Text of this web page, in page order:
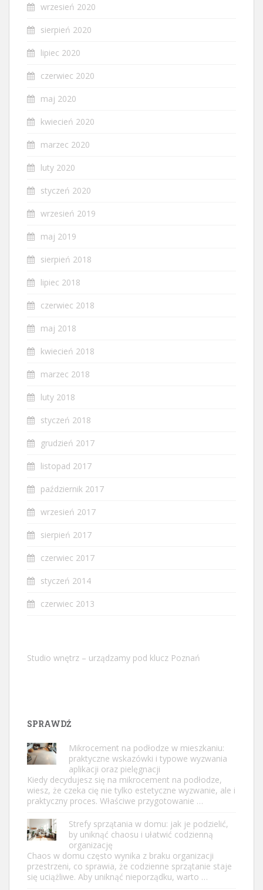
wrzesień 2020
sierpień 2020
lipiec 2020
czerwiec 2020
maj 2020
kwiecień 2020
marzec 2020
luty 2020
styczeń 2020
wrzesień 2019
maj 2019
sierpień 2018
lipiec 2018
czerwiec 2018
maj 2018
kwiecień 2018
marzec 2018
luty 2018
styczeń 2018
grudzień 2017
listopad 2017
październik 2017
wrzesień 2017
sierpień 2017
czerwiec 2017
styczeń 2014
czerwiec 2013
Studio wnętrz – urządzamy pod klucz Poznań
SPRAWDŹ
Mikrocement na podłodze w mieszkaniu:
praktyczne wskazówki i typowe wyzwania
aplikacji oraz pielęgnacji
Kiedy decydujesz się na mikrocement na podłodze,
wiesz, że czeka cię nie tylko estetyczne wyzwanie, ale i
praktyczny proces. Właściwe przygotowanie …
Strefy sprzątania w domu: jak je podzielić,
by uniknąć chaosu i ułatwić codzienną
organizację
Chaos w domu często wynika z braku organizacji
przestrzeni, co sprawia, że codzienne sprzątanie staje
się uciążliwe. Aby uniknąć nieporządku, warto …